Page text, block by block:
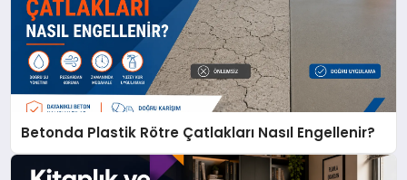
Betonda Plastik Rötre Çatlakları Nasıl Engellenir?